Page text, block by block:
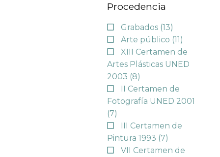
Procedencia
Grabados (13)
Arte público (11)
XIII Certamen de
Artes Plásticas UNED
2003 (8)
II Certamen de
Fotografía UNED 2001
(7)
III Certamen de
Pintura 1993 (7)
VII Certamen de